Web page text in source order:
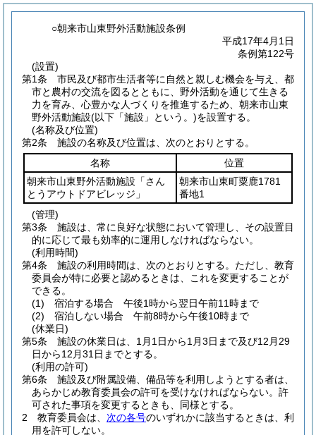
○朝来市山東野外活動施設条例
平成17年4月1日
条例第122号
(設置)
第1条
市民及び都市生活者等に自然と親しむ機会を与え、都
市と農村の交流を図るとともに、野外活動を通じて生きる
力を育み、心豊かな人づくりを推進するため、朝来市山東
野外活動施設(以下「施設」という。)を設置する。
(名称及び位置)
第2条
施設の名称及び位置は、次のとおりとする。
名称
位置
朝来市山東野外活動施設「さん
とうアウトドアビレッジ」
朝来市山東町粟鹿1781
番地1
(管理)
第3条
施設は、常に良好な状態において管理し、その設置目
的に応じて最も効率的に運用しなければならない。
(利用時間)
第4条
施設の利用時間は、次のとおりとする。 ただし、教育
委員会が特に必要と認めるときは、これを変更することが
できる。
(1)
宿泊する場合 午後1時から翌日午前11時まで
(2)
宿泊しない場合 午前8時から午後10時まで
(休業日)
第5条
施設の休業日は、1月1日から1月3日まで及び12月29
日から12月31日までとする。
(利用の許可)
第6条
施設及び附属設備、備品等を利用しようとする者は、
あらかじめ教育委員会の許可を受けなければならない。 許
可された事項を変更するときも、同様とする。
2
教育委員会は、 次の各号のいずれかに該当するときは、利
用を許可しない。